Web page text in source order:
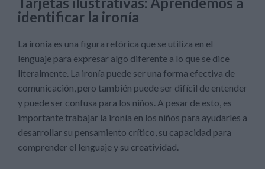
identificar la ironía
La ironía es una figura retórica que se utiliza en el
lenguaje para expresar algo diferente a lo que se dice
literalmente. La ironía puede ser una forma efectiva de
comunicación, pero también puede ser difícil de entender
y puede ser confusa para los niños. A pesar de esto, es
importante trabajar la ironía en los niños para ayudarles a
desarrollar su pensamiento crítico, su capacidad para
comprender el lenguaje y su creatividad.